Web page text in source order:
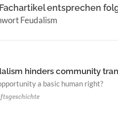
entsprechen
Feudalism
hinders community
a basic human right?